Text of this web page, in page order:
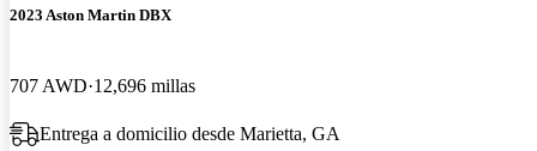
2023 Aston Martin DBX
707 AWD 12,696 millas
Entrega a domicilio desde Marietta, GA